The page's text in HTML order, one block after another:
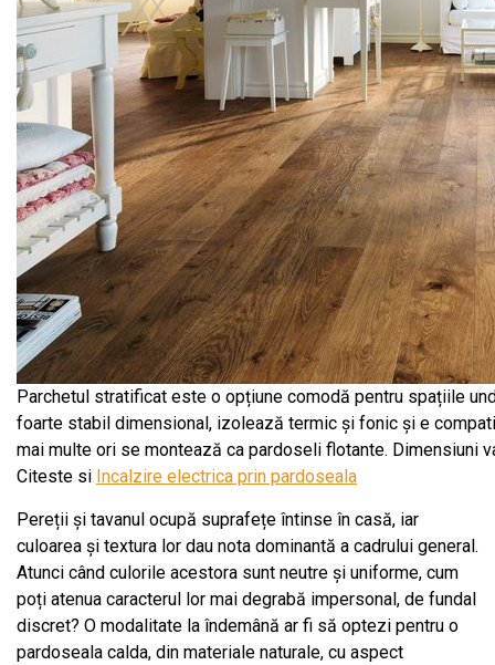
Parchetul stratificat este o opțiune comodă pentru spațiile
foarte stabil dimensional, izolează termic și fonic și e
mai multe ori se montează ca pardoseli flotante. Dimensiuni
Citeste si Incalzire electrica prin pardoseala
Pereții și tavanul ocupă suprafețe întinse în casă, iar
culoarea și textura lor dau nota dominantă a cadrului general.
Atunci când culorile acestora sunt neutre și uniforme, cum
poți atenua caracterul lor mai degrabă impersonal, de fundal
discret? O modalitate la îndemână ar fi să optezi pentru o
pardoseala calda, din materiale naturale, cu aspect